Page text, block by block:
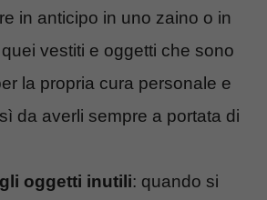
in anticipo in uno zaino o in
vestiti e oggetti che sono
la propria cura personale e
da averli sempre a portata di
oggetti inutili: quando si